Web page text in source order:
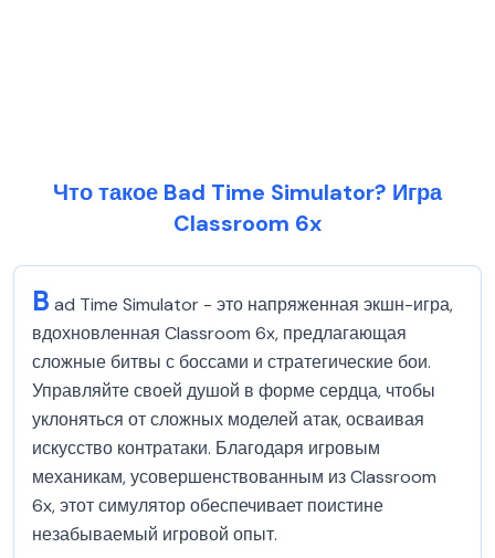
Что такое Bad Time Simulator? Игра
Classroom 6x
B ad Time Simulator - это напряженная экшн-игра,
вдохновленная Classroom 6x, предлагающая
сложные битвы с боссами и стратегические бои.
Управляйте своей душой в форме сердца, чтобы
уклоняться от сложных моделей атак, осваивая
искусство контратаки. Благодаря игровым
механикам, усовершенствованным из Classroom
6x, этот симулятор обеспечивает поистине
незабываемый игровой опыт.